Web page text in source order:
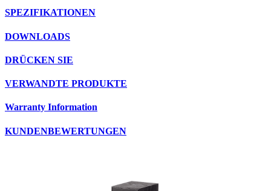
SPEZIFIKATIONEN
DOWNLOADS
DRÜCKEN SIE
VERWANDTE PRODUKTE
Warranty Information
KUNDENBEWERTUNGEN